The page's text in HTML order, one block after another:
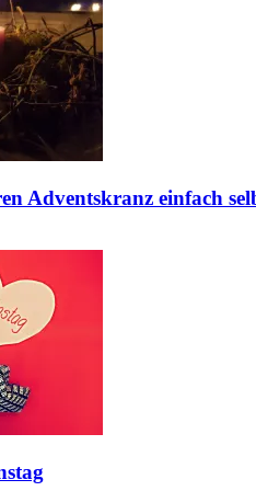
Adventskranz einfach